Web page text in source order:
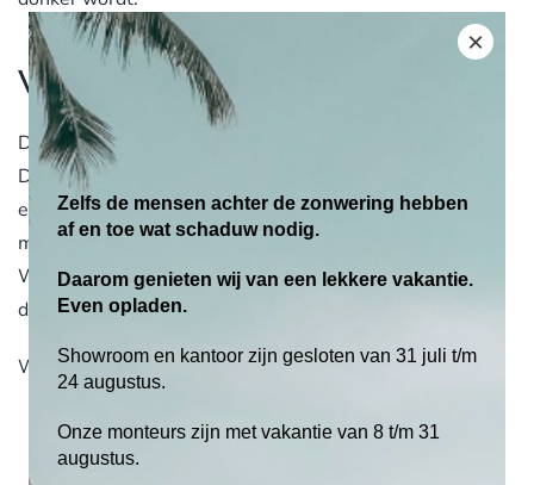
Waarom klanten voor ons kiezen
Dit soort projecten kom je niet tegen in een handleiding.
Daar heb je ervaring voor nodig. En een beetje
eigenwijsheid. Wij kijken niet alleen naar het product,
maar vooral naar de situatie. Wat kan wél? Wat is slim?
Wat blijft mooi op de lange termijn? Als familiebedrijf
doen we dat al jaren.
Wat het voor jou concreet oplevert?
Je ziet dat maatwerk vaak mooier is dan standaard
Je behoudt ruimte en zicht in je tuin
×
Zelfs de mensen achter de zonwering hebben
af en toe wat schaduw nodig.
Daarom genieten wij van een lekkere vakantie.
Even opladen.
Showroom en kantoor zijn gesloten van 31 juli t/m
24 augustus.
Onze monteurs zijn met vakantie van 8 t/m 31
augustus.